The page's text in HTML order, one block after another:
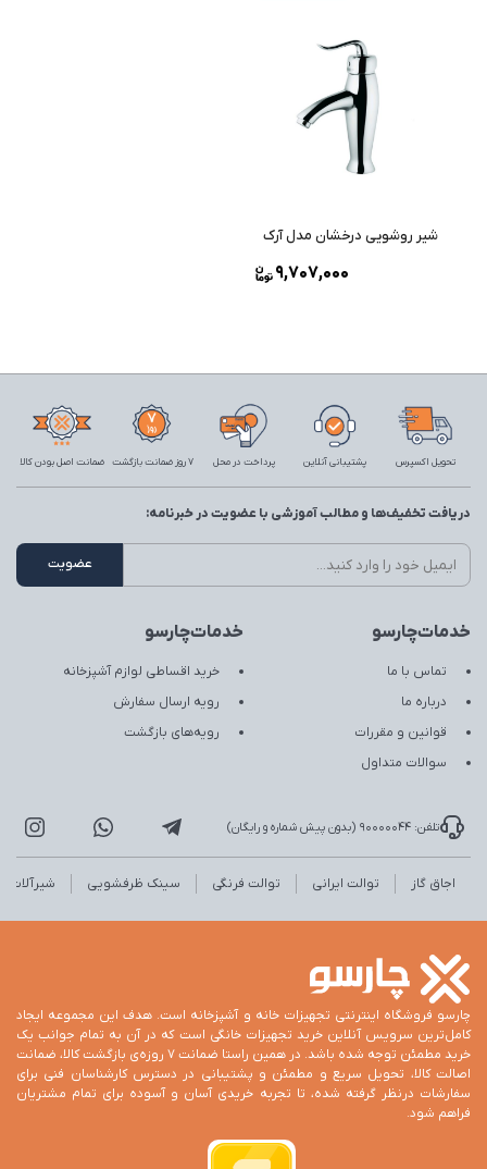
شیر روشویی درخشان مدل آرک
9,707,000
تحویل اکسپرس پشتیبانی آنلاین پرداخت در محل 7 روز ضمانت بازگشت ضمانت اصل بودن کالا
خدمات‌چارسو
تماس با ما
درباره ما
قوانین و مقررات
سوالات متداول
خدمات‌چارسو
خرید اقساطی لوازم آشپزخانه
رویه ارسال سفارش
رویه‌های بازگشت
دریافت تخفیف‌ها و مطالب آموزشی با عضویت در خبرنامه:
تلفن: 90000044 (بدون پیش شماره و رایگان)
اجاق گاز توالت ایرانی توالت فرنگی سینک ظرفشویی شیرآلات
چارسو فروشگاه اینترنتی تجهیزات خانه و آشپزخانه است. هدف این مجموعه ایجاد
کامل‌ترین سرویس آنلاین خرید تجهیزات خانگی است که در آن به تمام جوانب یک
خرید مطمئن توجه شده باشد. در همین راستا ضمانت 7 روزه‌ی بازگشت کالا، ضمانت
اصالت کالا، تحویل سریع و مطمئن و پشتیبانی در دسترس کارشناسان فنی برای
سفارشات درنظر گرفته شده، تا تجربه خریدی آسان و آسوده برای تمام مشتریان
فراهم شود.